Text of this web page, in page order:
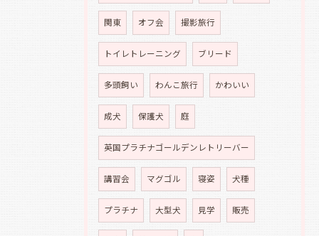
関東 オフ会 撮影旅行
トイレトレーニング ブリード
多頭飼い わんこ旅行 かわいい
成犬 保護犬 庭
英国プラチナゴールデンレトリーバー
講習会 マグゴル 寝姿 犬種
プラチナ 大型犬 見学 販売